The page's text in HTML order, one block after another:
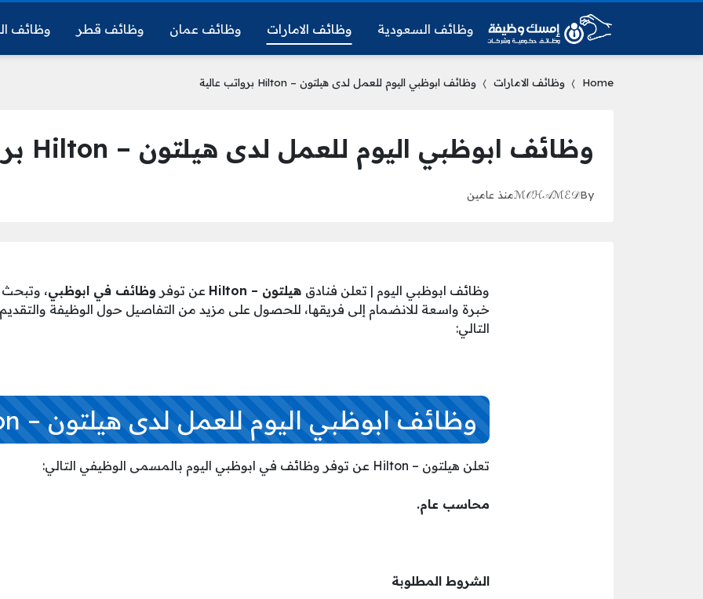
وظائف السعودية وظائف الامارات وظائف عمان وظائف قطر وظائف
Home وظائف الامارات وظائف ابوظبي اليوم للعمل لدى هيلتون – Hilton برواتب عالية
وظائف ابوظبي اليوم للعمل لدى هيلتون – Hilton برواتب عالية
By
ℳ𝒪ℋ𝒜ℳℰ𝒟منذ عامين
وظائف ابوظبي اليوم | تعلن فنادق هيلتون – Hilton عن توفر وظائف في ابوظبي،
خبرة واسعة للانضمام إلى فريقها، للحصول على مزيد من التفاصيل حول الوظيفة
التالي:
وظائف ابوظبي اليوم للعمل لدى هيلتون – Hilton
تعلن هيلتون – Hilton عن توفر وظائف في ابوظبي اليوم بالمسمى الوظيفي التالي:
محاسب عام.
الشروط المطلوبة